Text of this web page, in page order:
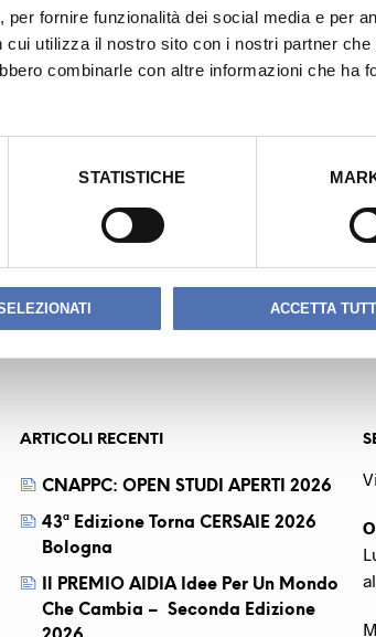
fornire funzionalità dei social media e per
utilizza il nostro sito con i nostri partner che
combinarle con altre informazioni che ha
STATISTICHE
ACCETTA TUTTI
NEXT
FARINA
ARTICOLI RECENTI
CNAPPC: OPEN STUDI APERTI 2026
43ª Edizione Torna CERSAIE 2026
Bologna
Il PREMIO AIDIA Idee Per Un Mondo
Che Cambia – Seconda Edizione